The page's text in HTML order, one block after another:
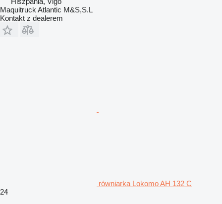
Maquitruck Atlantic M&S,S.L
Kontakt z dealerem
równiarka Lokomo AH 132 C
24